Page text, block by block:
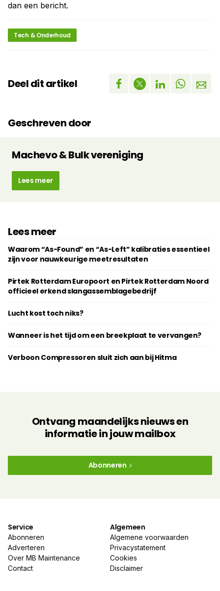
dan een bericht.
Tech & Onderhoud
Deel dit artikel
Geschreven door
Machevo & Bulk vereniging
Lees meer
Lees meer
Waarom “As-Found” en “As-Left” kalibraties essentieel
zijn voor nauwkeurige meetresultaten
Pirtek Rotterdam Europoort en Pirtek Rotterdam Noord
officieel erkend slangassemblagebedrijf
Lucht kost toch niks?
Wanneer is het tijd om een breekplaat te vervangen?
Verboon Compressoren sluit zich aan bij Hitma
Ontvang maandelijks nieuws en
informatie in jouw mailbox
Abonneren
Service
Abonneren
Adverteren
Over MB Maintenance
Contact
Algemeen
Algemene voorwaarden
Privacystatement
Cookies
Disclaimer